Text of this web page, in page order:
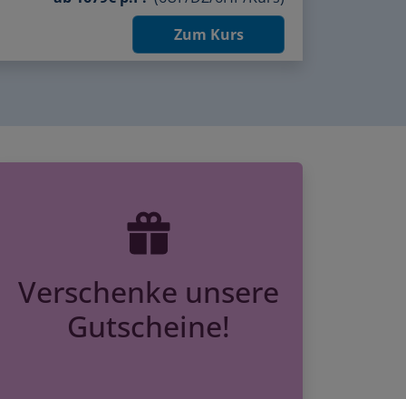
Zum Kurs
Verschenke unsere
Gutscheine!